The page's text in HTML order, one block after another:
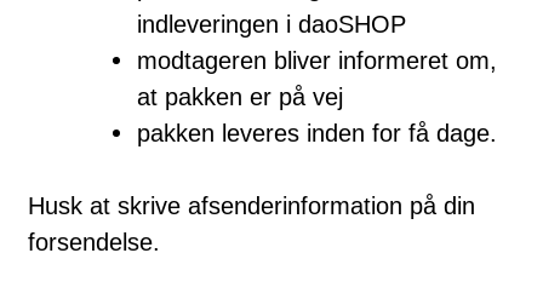
indleveringen i daoSHOP
modtageren bliver informeret om,
at pakken er på vej
pakken leveres inden for få dage.
Husk at skrive afsenderinformation på din
forsendelse.